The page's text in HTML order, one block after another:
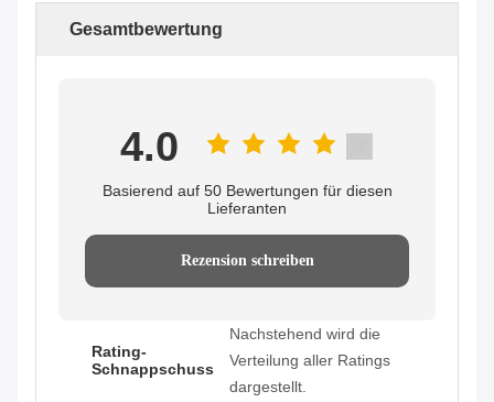
Gesamtbewertung
4.0
Basierend auf 50 Bewertungen für diesen
Lieferanten
Rezension schreiben
Rating-
Schnappschuss
Nachstehend wird die
Verteilung aller Ratings
dargestellt.